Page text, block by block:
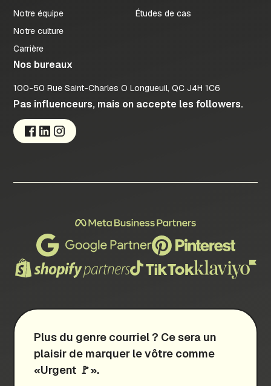
Notre équipe
Notre culture
Carrière
Études de cas
Nos bureaux
100-50 Rue Saint-Charles O Longueuil, QC J4H 1C6
Pas influenceurs, mais on accepte les followers.
Plus du genre courriel ? Ce sera un
plaisir de marquer le vôtre comme
«Urgent 🚩».